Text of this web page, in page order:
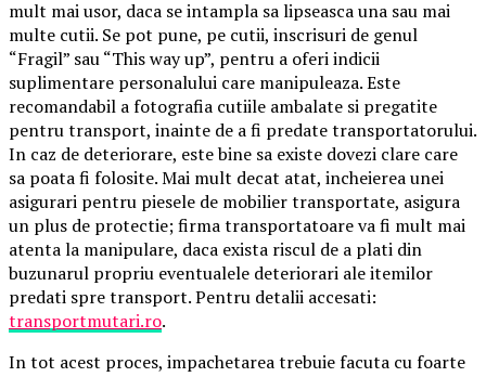
mult mai usor, daca se intampla sa lipseasca una sau mai
multe cutii. Se pot pune, pe cutii, inscrisuri de genul
“Fragil” sau “This way up”, pentru a oferi indicii
suplimentare personalului care manipuleaza. Este
recomandabil a fotografia cutiile ambalate si pregatite
pentru transport, inainte de a fi predate transportatorului.
In caz de deteriorare, este bine sa existe dovezi clare care
sa poata fi folosite. Mai mult decat atat, incheierea unei
asigurari pentru piesele de mobilier transportate, asigura
un plus de protectie; firma transportatoare va fi mult mai
atenta la manipulare, daca exista riscul de a plati din
buzunarul propriu eventualele deteriorari ale itemilor
predati spre transport. Pentru detalii accesati:
transportmutari.ro.
In tot acest proces, impachetarea trebuie facuta cu foarte